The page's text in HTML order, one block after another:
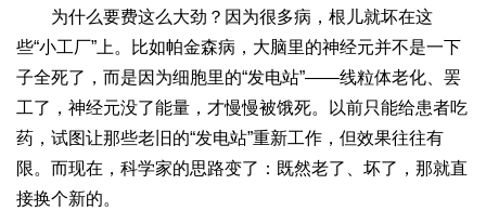
为什么要费这么大劲？因为很多病，根儿就坏在这
些“小工厂”上。比如帕金森病，大脑里的神经元并不是一下
子全死了，而是因为细胞里的“发电站”——线粒体老化、罢
工了，神经元没了能量，才慢慢被饿死。以前只能给患者吃
药，试图让那些老旧的“发电站”重新工作，但效果往往有
限。而现在，科学家的思路变了：既然老了、坏了，那就直
接换个新的。